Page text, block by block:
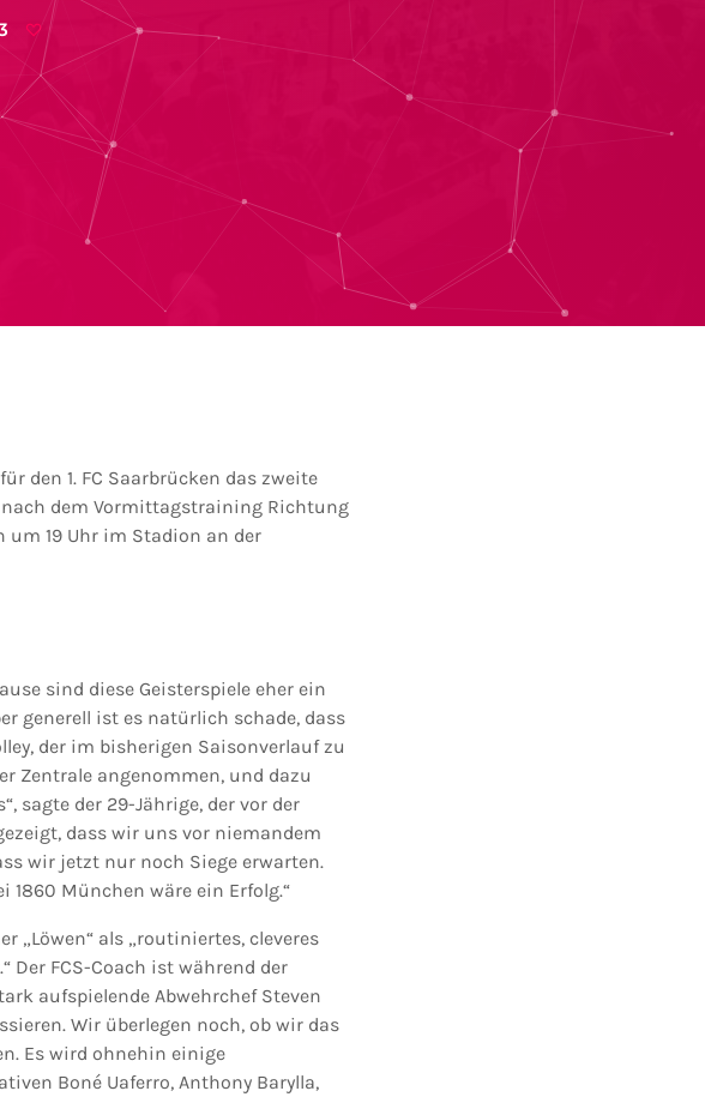
den 1. FC Saarbrücken das zweite
dem Vormittagstraining Richtung
um 19 Uhr im Stadion an der
sind diese Geisterspiele eher ein
generell ist es natürlich schade, dass
der im bisherigen Saisonverlauf zu
Zentrale angenommen, und dazu
sagte der 29-Jährige, der vor der
dass wir uns vor niemandem
wir jetzt nur noch Siege erwarten.
München wäre ein Erfolg.“
„Löwen“ als „routiniertes, cleveres
Der FCS-Coach ist während der
aufspielende Abwehrchef Steven
Wir überlegen noch, ob wir das
Es wird ohnehin einige
Boné Uaferro, Anthony Barylla,